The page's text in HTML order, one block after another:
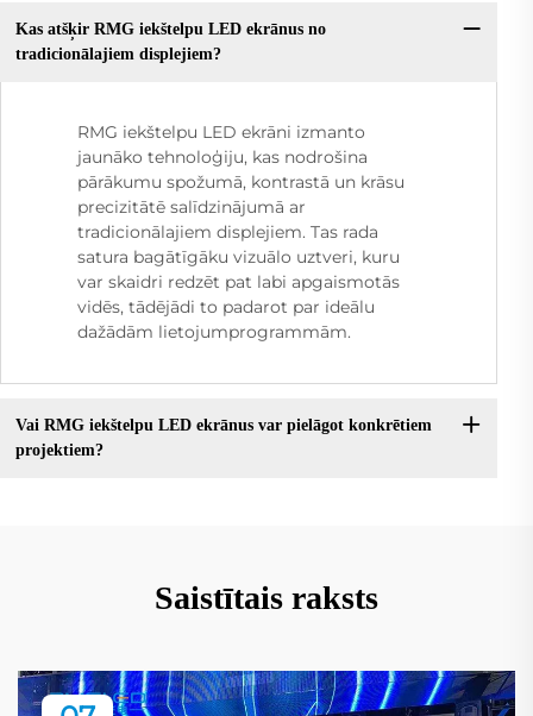
Kas atšķir RMG iekštelpu LED ekrānus no
tradicionālajiem displejiem?
RMG iekštelpu LED ekrāni izmanto
jaunāko tehnoloģiju, kas nodrošina
pārākumu spožumā, kontrastā un krāsu
precizitātē salīdzinājumā ar
tradicionālajiem displejiem. Tas rada
satura bagātīgāku vizuālo uztveri, kuru
var skaidri redzēt pat labi apgaismotās
vidēs, tādējādi to padarot par ideālu
dažādām lietojumprogrammām.
Vai RMG iekštelpu LED ekrānus var pielāgot konkrētiem
projektiem?
Saistītais raksts